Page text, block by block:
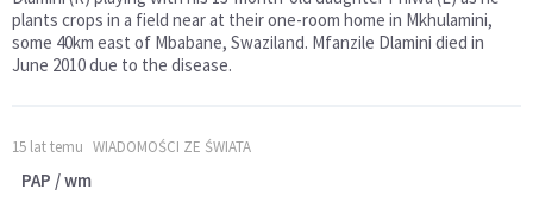
plants crops in a field near at their one-room home in Mkhulamini,
some 40km east of Mbabane, Swaziland. Mfanzile Dlamini died in
June 2010 due to the disease.
15 lat temu WIADOMOŚCI ZE ŚWIATA
PAP / wm